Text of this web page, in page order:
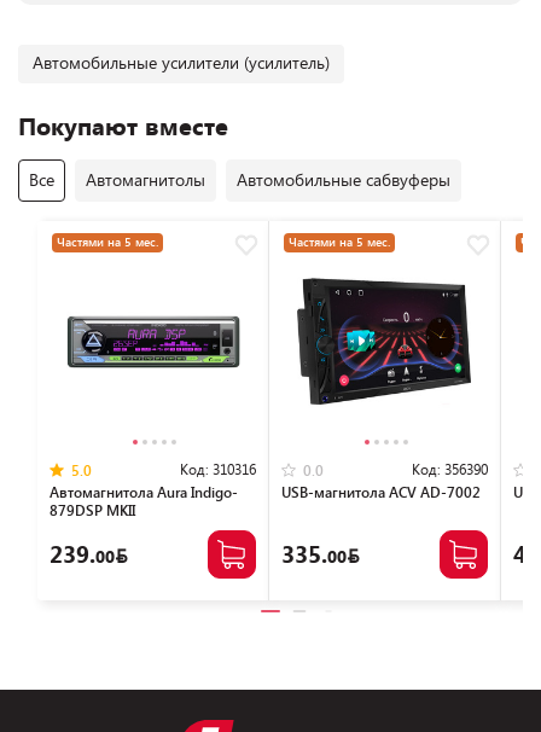
Автомобильные усилители (усилитель)
Покупают вместе
Все Автомагнитолы Автомобильные сабвуферы
Частями на 5 мес.
5.0 Код: 310316
Автомагнитола Aura Indigo-
879DSP MKII
239.00
Частями на 5 мес.
0.0 Код: 356390
USB-магнитола ACV AD-7002
335.00